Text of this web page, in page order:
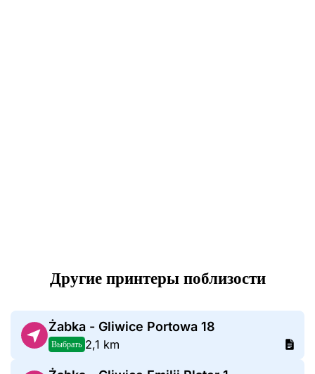
Другие принтеры поблизости
Żabka - Gliwice Portowa 18
Выбрать 2,1 km